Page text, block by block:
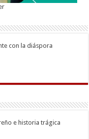
con la diáspora
e historia trágica